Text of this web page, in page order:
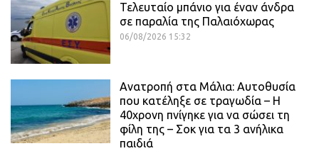
Τελευταίο μπάνιο για έναν άνδρα
σε παραλία της Παλαιόχωρας
06/08/2026 15:32
Ανατροπή στα Μάλια: Αυτοθυσία
που κατέληξε σε τραγωδία – Η
40χρονη πνίγηκε για να σώσει τη
φίλη της – Σοκ για τα 3 ανήλικα
παιδιά